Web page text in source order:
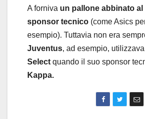
A forniva un pallone abbinato
sponsor tecnico (come Asics
esempio). Tuttavia non era
Juventus, ad esempio,
Select quando il suo sponsor
Kappa.